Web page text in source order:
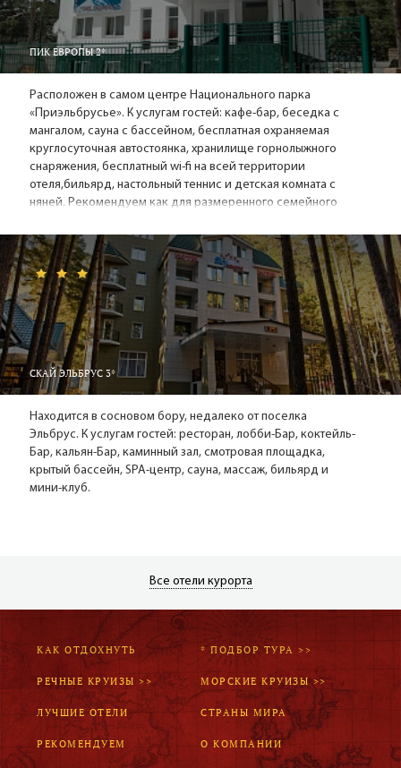
ПИК ЕВРОПЫ 2*
Расположен в самом центре Национального парка
«Приэльбрусье». К услугам гостей: кафе-бар, беседка с
мангалом, сауна с бассейном, бесплатная охраняемая
круглосуточная автостоянка, хранилище горнолыжного
снаряжения, бесплатный wi-fi на всей территории
отеля,бильярд, настольный теннис и детская комната с
няней. Рекомендуем как для размеренного семейного
СКАЙ ЭЛЬБРУС 3*
Находится в сосновом бору, недалеко от поселка
Эльбрус. К услугам гостей: ресторан, лобби-Бар, коктейль-
Бар, кальян-Бар, каминный зал, смотровая площадка,
крытый бассейн, SPA-центр, сауна, массаж, бильярд и
мини-клуб.
Все отели курорта
КАК ОТДОХНУТЬ * ПОДБОР ТУРА >>
РЕЧНЫЕ КРУИЗЫ >> МОРСКИЕ КРУИЗЫ >>
ЛУЧШИЕ ОТЕЛИ СТРАНЫ МИРА
РЕКОМЕНДУЕМ О КОМПАНИИ